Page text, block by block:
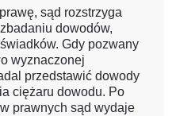
sąd rozstrzyga
dowodów,
Gdy pozwany
wyznaczonej
przedstawić dowody
ciężaru dowodu. Po
prawnych sąd wydaje